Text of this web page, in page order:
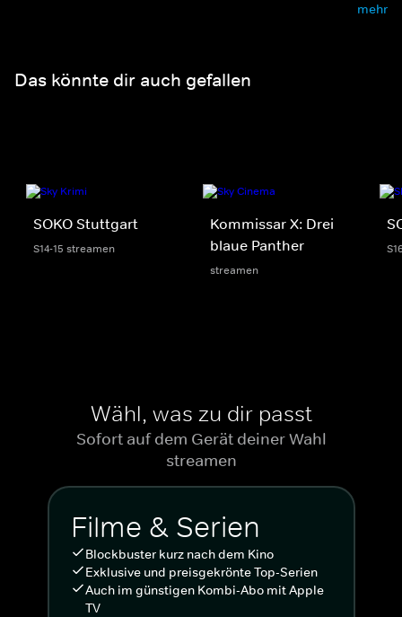
mehr
Das könnte dir auch gefallen
SOKO Stuttgart
S14-15 streamen
Kommissar X: Drei
blaue Panther
streamen
Wähl, was zu dir passt
Sofort auf dem Gerät deiner Wahl
streamen
Filme & Serien
Blockbuster kurz nach dem Kino
Exklusive und preisgekrönte Top-Serien
Auch im günstigen Kombi-Abo mit Apple
TV